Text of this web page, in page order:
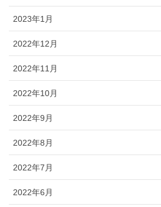
2023年1月
2022年12月
2022年11月
2022年10月
2022年9月
2022年8月
2022年7月
2022年6月